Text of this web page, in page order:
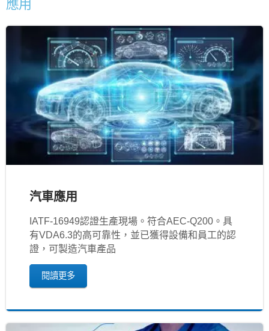
汽車應用
IATF‐16949認證生產現場。符合AEC-Q200。具
有VDA6.3的高可靠性，並已獲得設備和員工的認
證，可製造汽車產品
閱讀更多